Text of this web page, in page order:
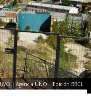
| Agencia UNO | Edición BBCL
y